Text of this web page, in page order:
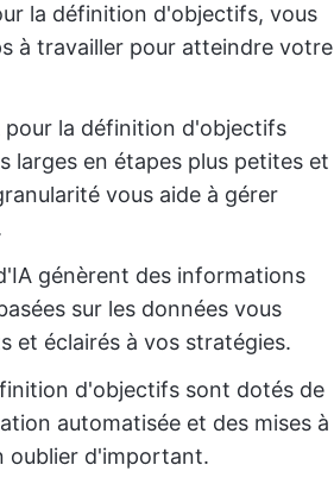
la définition d'objectifs, vous
à travailler pour atteindre votre
pour la définition d'objectifs
larges en étapes plus petites et
vous aide à gérer
génèrent des informations
sur les données vous
et éclairés à vos stratégies.
d'objectifs sont dotés de
automatisée et des mises à
oublier d'important.